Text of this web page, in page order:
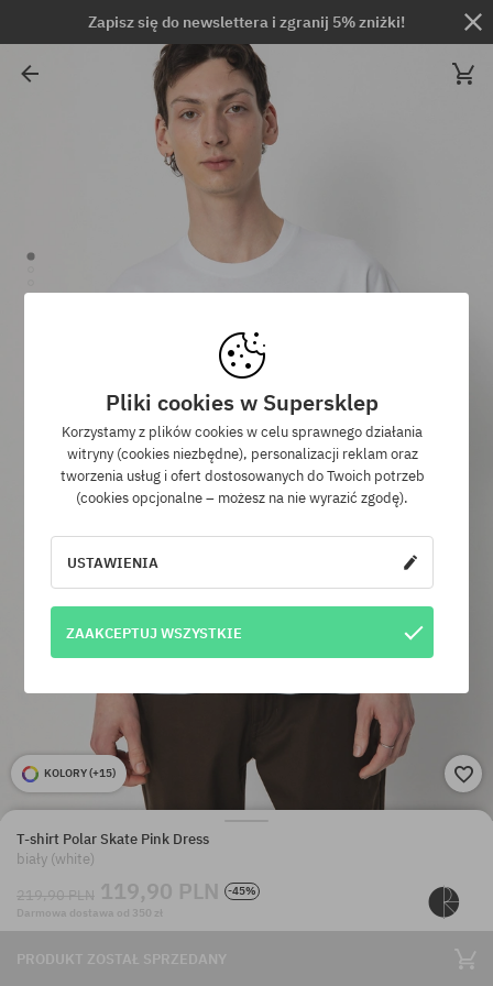
Zapisz się do newslettera i zgranij 5% zniżki!
KOLORY (+15)
T-shirt Polar Skate Pink Dress
biały (white)
219,90 PLN 119,90 PLN
-45%
Darmowa dostawa od 350 zł
PRODUKT ZOSTAŁ SPRZEDANY
Pliki cookies w Supersklep
Korzystamy z plików cookies w celu sprawnego działania
witryny (cookies niezbędne), personalizacji reklam oraz
tworzenia usług i ofert dostosowanych do Twoich potrzeb
(cookies opcjonalne – możesz na nie wyrazić zgodę).
USTAWIENIA
ZAAKCEPTUJ WSZYSTKIE